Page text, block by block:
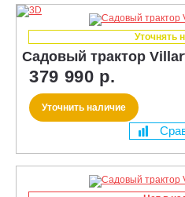
Уточнять
Садовый трактор
379 990 р.
Уточнить наличие